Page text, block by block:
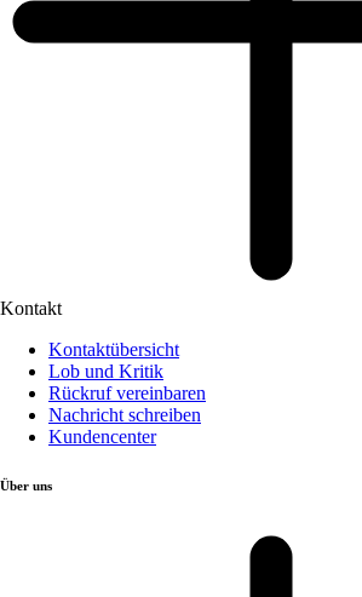
Kontakt
Kontaktübersicht
Lob und Kritik
Rückruf vereinbaren
Nachricht schreiben
Kundencenter
Über uns